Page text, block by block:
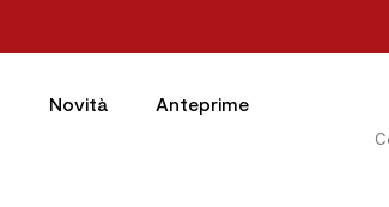
Novità Anteprime